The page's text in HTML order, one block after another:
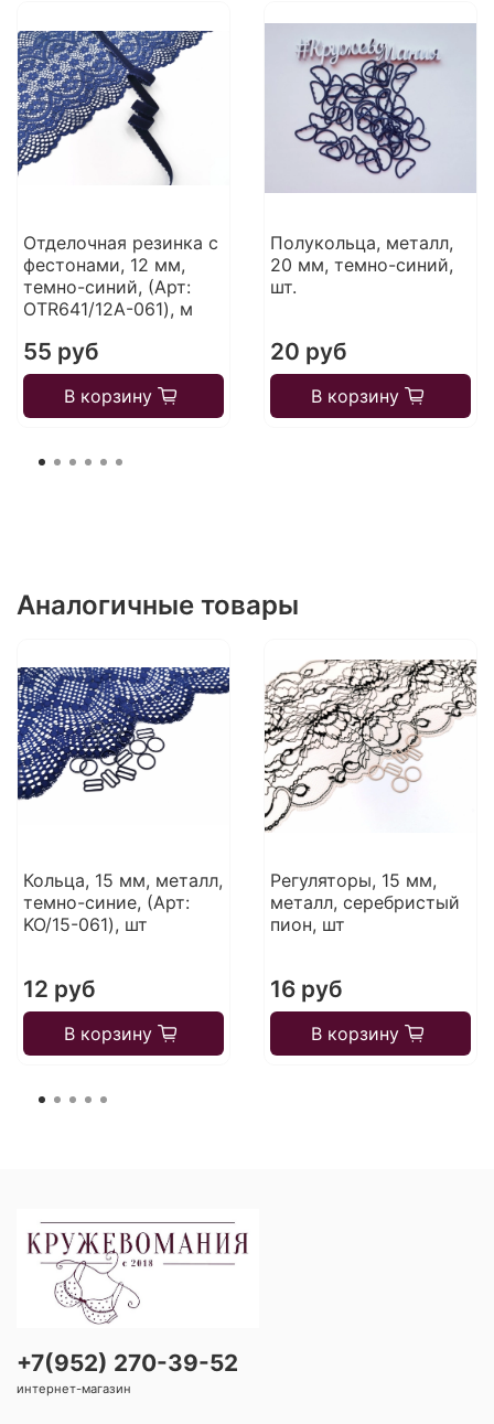
Отделочная резинка с
фестонами, 12 мм,
темно-синий, (Арт:
OTR641/12A-061), м
55 руб
В корзину
Полукольца, металл,
20 мм, темно-синий,
шт.
20 руб
В корзину
Аналогичные товары
Кольца, 15 мм, металл,
темно-синие, (Арт:
KO/15-061), шт
12 руб
В корзину
Регуляторы, 15 мм,
металл, серебристый
пион, шт
16 руб
В корзину
+7(952) 270-39-52
интернет-магазин